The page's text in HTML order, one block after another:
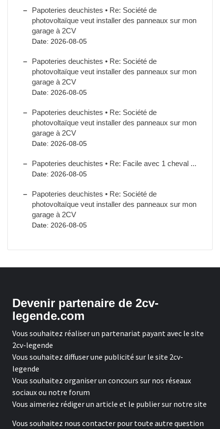
Papoteries deuchistes • Re: Société de
photovoltaïque veut installer des panneaux sur mon
garage à 2CV
Date: 2026-08-05
Papoteries deuchistes • Re: Société de
photovoltaïque veut installer des panneaux sur mon
garage à 2CV
Date: 2026-08-05
Papoteries deuchistes • Re: Société de
photovoltaïque veut installer des panneaux sur mon
garage à 2CV
Date: 2026-08-05
Papoteries deuchistes • Re: Facile avec 1 cheval ...
Date: 2026-08-05
Papoteries deuchistes • Re: Société de
photovoltaïque veut installer des panneaux sur mon
garage à 2CV
Date: 2026-08-05
Devenir partenaire de 2cv-
legende.com
Vous souhaitez réaliser un partenariat payant avec le site
2cv-legende
Vous souhaitez diffuser une publicité sur le site 2cv-
legende
Vous souhaitez organiser un concours sur nos réseaux
sociaux ou notre forum
Vous aimeriez rédiger un article et le publier sur notre site
Vous souhaitez nous contacter pour toute autre question